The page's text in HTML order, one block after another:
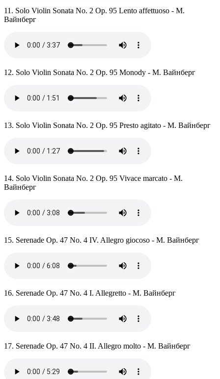
11. Solo Violin Sonata No. 2 Op. 95 Lento affettuoso - М.
Вайнберг
12. Solo Violin Sonata No. 2 Op. 95 Monody - М. Вайнберг
13. Solo Violin Sonata No. 2 Op. 95 Presto agitato - М. Вайнберг
14. Solo Violin Sonata No. 2 Op. 95 Vivace marcato - М.
Вайнберг
15. Serenade Op. 47 No. 4 IV. Allegro giocoso - М. Вайнберг
16. Serenade Op. 47 No. 4 I. Allegretto - М. Вайнберг
17. Serenade Op. 47 No. 4 II. Allegro molto - М. Вайнберг